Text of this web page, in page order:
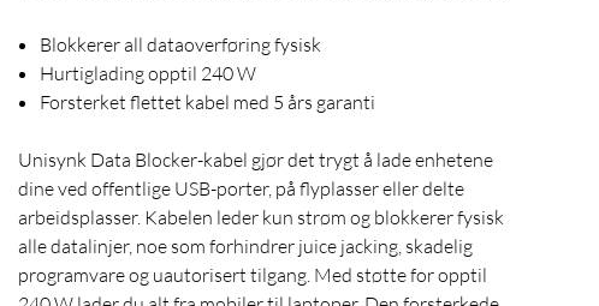
Blokkerer all dataoverføring fysisk
Hurtiglading opptil 240 W
Forsterket flettet kabel med 5 års garanti
Unisynk Data Blocker-kabel gjør det trygt å lade enhetene
dine ved offentlige USB-porter, på flyplasser eller delte
arbeidsplasser. Kabelen leder kun strøm og blokkerer fysisk
alle datalinjer, noe som forhindrer juice jacking, skadelig
programvare og uautorisert tilgang. Med støtte for opptil